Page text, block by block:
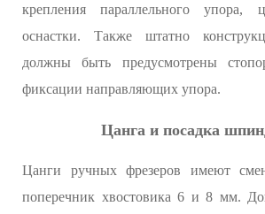
крепления параллельного
оснастки. Также штатно
должны быть предусмотрены
фиксации направляющих упора.
Цанга и посадка
Цанги ручных фрезеров имеют
поперечник хвостовика 6 и 8 мм.